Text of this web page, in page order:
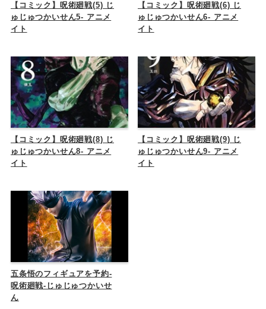
【コミック】呪術廻戦(5) じ
ゅじゅつかいせん5- アニメ
イト
【コミック】呪術廻戦(6) じ
ゅじゅつかいせん6- アニメ
イト
【コミック】呪術廻戦(8) じ
ゅじゅつかいせん8- アニメ
イト
【コミック】呪術廻戦(9) じ
ゅじゅつかいせん9- アニメ
イト
五条悟のフィギュアを予約-
呪術廻戦-じゅじゅつかいせ
ん